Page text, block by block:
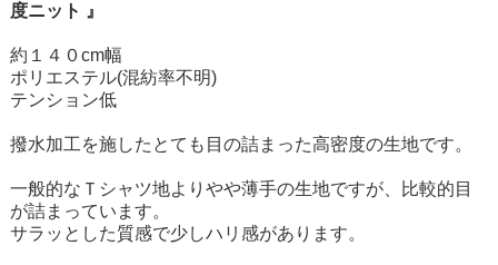
度ニット 』
約１４０cm幅
ポリエステル(混紡率不明)
テンション低
撥水加工を施したとても目の詰まった高密度の生地です。
一般的なＴシャツ地よりやや薄手の生地ですが、比較的目
が詰まっています。
サラッとした質感で少しハリ感があります。